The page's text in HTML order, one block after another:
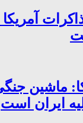
آمریکا
ماشین
ایران است